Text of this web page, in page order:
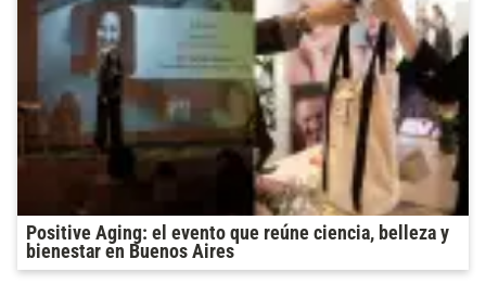
Positive Aging: el evento que reúne ciencia, belleza y
bienestar en Buenos Aires